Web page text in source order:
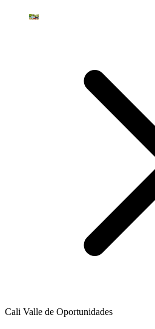
Cali Valle de Oportunidades